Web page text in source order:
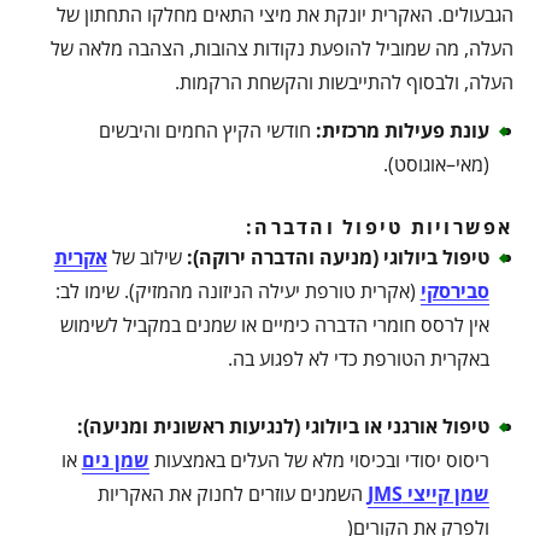
הגבעולים. האקרית יונקת את מיצי התאים מחלקו התחתון של
העלה, מה שמוביל להופעת נקודות צהובות, הצהבה מלאה של
העלה, ולבסוף להתייבשות והקשחת הרקמות.
עונת פעילות מרכזית: חודשי הקיץ החמים והיבשים
(מאי–אוגוסט).
אפשרויות טיפול והדברה:
טיפול ביולוגי (מניעה והדברה ירוקה): שילוב שלאקרית
סבירסקי (אקרית טורפת יעילה הניזונה מהמזיק). שימו לב:
אין לרסס חומרי הדברה כימיים או שמנים במקביל לשימוש
באקרית הטורפת כדי לא לפגוע בה.
טיפול אורגני או ביולוגי (לנגיעות ראשונית ומניעה):
ריסוס יסודי ובכיסוי מלא של העלים באמצעות שמן נים או
שמן קייצי JMS
השמנים עוזרים לחנוק את האקריות
ולפרק את הקורים(